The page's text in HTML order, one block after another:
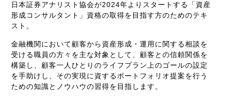
日本証券アナリスト協会が2024年よりスタートする「資産
形成コンサルタント」資格の取得を目指す方のためのテキ
スト。
金融機関において顧客から資産形成・運用に関する相談を
受ける職員の方々を主な対象として、顧客との信頼関係を
構築し、顧客一人ひとりのライフプラン上のゴールの設定
を手助けし、その実現に資するポートフォリオ提案を行う
ための知識とノウハウの習得を目指します。